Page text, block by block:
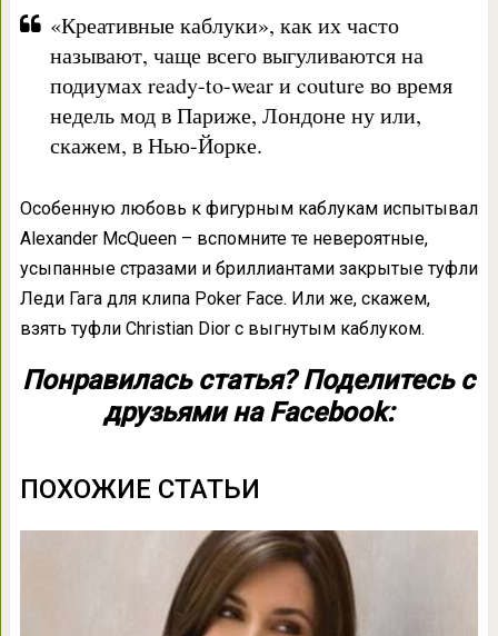
«Креативные каблуки», как их часто
называют, чаще всего выгуливаются на
подиумах ready-to-wear и couture во время
недель мод в Париже, Лондоне ну или,
скажем, в Нью-Йорке.
Особенную любовь к фигурным каблукам испытывал
Alexander McQueen – вспомните те невероятные,
усыпанные стразами и бриллиантами закрытые туфли
Леди Гага для клипа Poker Face. Или же, скажем,
взять туфли Christian Dior с выгнутым каблуком.
Понравилась статья? Поделитесь с
друзьями на Facebook:
ПОХОЖИЕ СТАТЬИ